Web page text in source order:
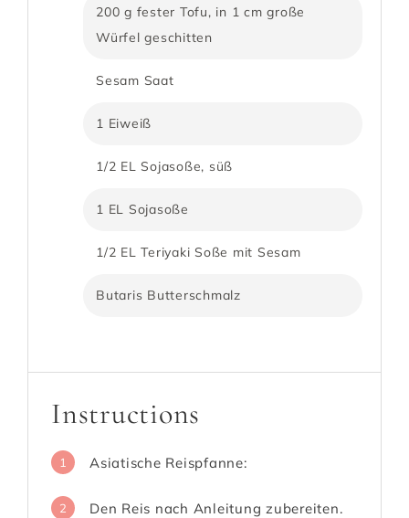
200 g fester Tofu, in 1 cm große
Würfel geschitten
Sesam Saat
1 Eiweiß
1/2 EL Sojasoße, süß
1 EL Sojasoße
1/2 EL Teriyaki Soße mit Sesam
Butaris Butterschmalz
Instructions
1 Asiatische Reispfanne:
2 Den Reis nach Anleitung zubereiten.